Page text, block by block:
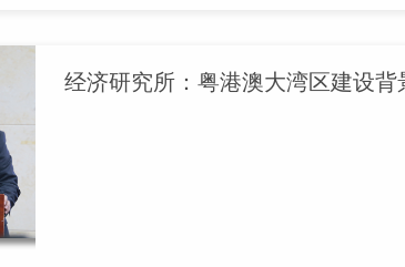
经济研究所：粤港澳大湾区建设